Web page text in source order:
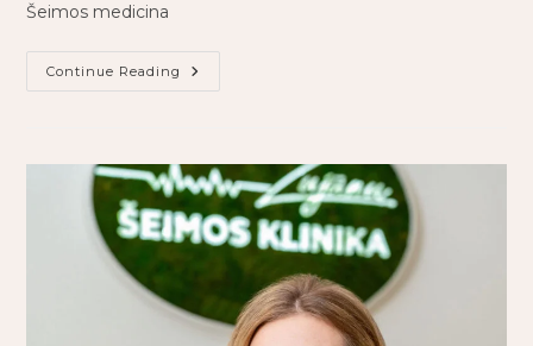
Šeimos medicina
Continue Reading